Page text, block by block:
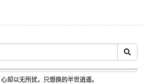
却以无所扰，只想换的半世逍遥。